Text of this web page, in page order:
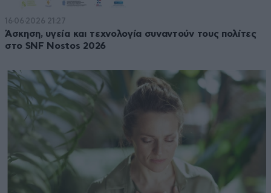
16·06·2026 21:27
Άσκηση, υγεία και τεχνολογία συναντούν τους πολίτες
στο SNF Nostos 2026